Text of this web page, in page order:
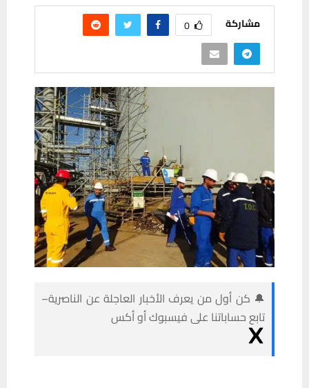
مشاركة 0
🔔 كن أول من يعرف الأخبار العاجلة عن الناصرية–
تابع حساباتنا على فيسبوك أو أكس